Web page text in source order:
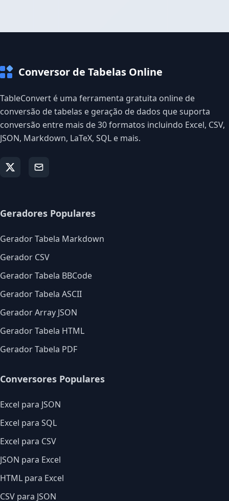
Conversor de Tabelas Online
TableConvert é uma ferramenta gratuita online de
conversão de tabelas e geração de dados que suporta
conversão entre mais de 30 formatos incluindo Excel, CSV,
JSON, Markdown, LaTeX, SQL e mais.
Geradores Populares
Gerador Tabela Markdown
Gerador CSV
Gerador Tabela BBCode
Gerador Tabela ASCII
Gerador Array JSON
Gerador Tabela HTML
Gerador Tabela PDF
Conversores Populares
Excel para JSON
Excel para SQL
Excel para CSV
JSON para Excel
HTML para Excel
CSV para JSON